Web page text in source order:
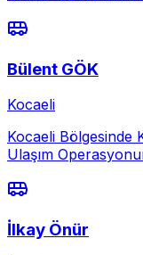
Bülent GÖK
Kocaeli
Kocaeli Bölgesinde
Ulaşım
İlkay Önür